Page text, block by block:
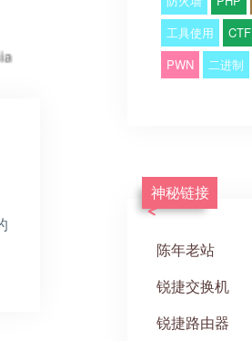
工具使用
CTF
PWN
二进制
神秘链接
陈年老站
锐捷交换机
锐捷路由器